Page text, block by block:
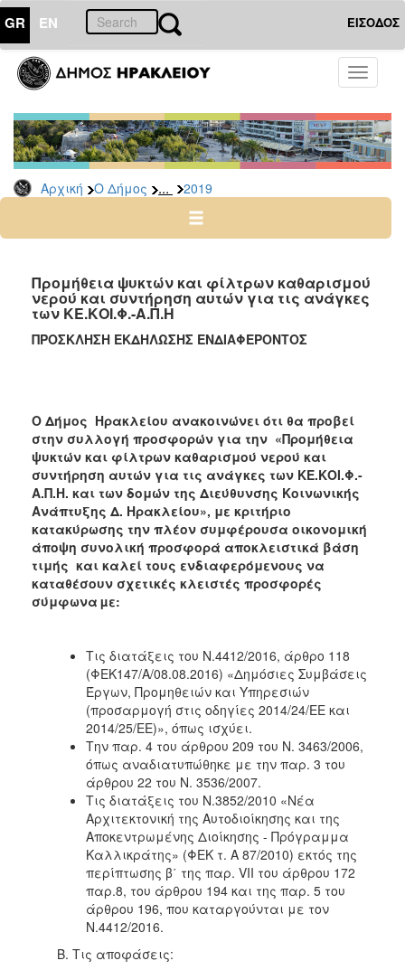
GR EN ΕΙΣΟΔΟΣ
Toggle
Αρχική Ο Δήμος ... 2019
ΔΗΜΟΣ
Διακηρύξεις
-
Δημοπρασίες
Αρχείο
2025
2023
2022
2021
2018
2017
2016
2015
2013
Προμήθεια ψυκτών και φίλτρων καθαρισμού
νερού και συντήρηση αυτών για τις ανάγκες
των ΚΕ.ΚΟΙ.Φ.-Α.Π.Η
ΠΡΟΣΚΛΗΣΗ ΕΚΔΗΛΩΣΗΣ ΕΝΔΙΑΦΕΡΟΝΤΟΣ
Ο Δήμος Ηρακλείου ανακοινώνει ότι θα προβεί
στην συλλογή προσφορών για την «Προμήθεια
ψυκτών και φίλτρων καθαρισμού νερού και
συντήρηση αυτών για τις ανάγκες των ΚΕ.ΚΟΙ.Φ.-
Α.Π.Η. και των δομών της Διεύθυνσης Κοινωνικής
Ανάπτυξης Δ. Ηρακλείου», με κριτήριο
κατακύρωσης την πλέον συμφέρουσα οικονομική
άποψη συνολική προσφορά αποκλειστικά βάση
τιμής και καλεί τους ενδιαφερόμενους να
καταθέσουν σχετικές κλειστές προσφορές
σύμφωνα µε:
Τις διατάξεις του Ν.4412/2016, άρθρο 118
(ΦΕΚ147/Α/08.08.2016) «Δημόσιες Συμβάσεις
Έργων, Προμηθειών και Υπηρεσιών
(προσαρμογή στις οδηγίες 2014/24/ΕΕ και
2014/25/ΕΕ)», όπως ισχύει.
Την παρ. 4 του άρθρου 209 του Ν. 3463/2006,
όπως αναδιατυπώθηκε με την παρ. 3 του
άρθρου 22 του Ν. 3536/2007.
Τις διατάξεις του Ν.3852/2010 «Νέα
Αρχιτεκτονική της Αυτοδιοίκησης και της
Αποκεντρωμένης Διοίκησης - Πρόγραμμα
Καλλικράτης» (ΦΕΚ τ. Α 87/2010) εκτός της
περίπτωσης β΄ της παρ. VII του άρθρου 172
παρ.8, του άρθρου 194 και της παρ. 5 του
άρθρου 196, που καταργούνται με τον
Ν.4412/2016.
Β. Τις αποφάσεις: